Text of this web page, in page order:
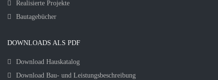
Realisierte Projekte
Bautagebücher
DOWNLOADS ALS PDF
Download Hauskatalog
Download Bau- und Leistungsbeschreibung